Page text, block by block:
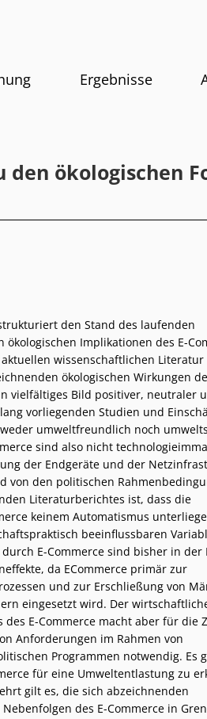
Ergebnisse
ökologischen
den Stand des laufenden
Implikationen des E-
wissenschaftlichen Literatur
ökologischen Wirkungen
vielfältiges Bild positiver, neutraler
vorliegenden Studien und
umweltfreundlich noch
sind also nicht
der Endgeräte und der
von den politischen
Literaturberichtes ist, dass die
keinem Automatismus
beeinflussbaren
E-Commerce sind bisher in der
da ECommerce primär zur
und zur Erschließung von
eingesetzt wird. Der
des E-Commerce macht aber für die
Anforderungen im Rahmen von
Programmen notwendig. Es
für eine Umweltentlastung zu
gilt es, die sich abzeichnenden
des E-Commerce in